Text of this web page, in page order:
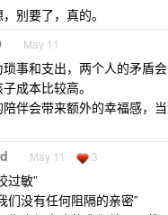
别要了，真的。
May 11
事和支出，两个人的矛盾
成本比较高。
伴会带来额外的幸福感，
May 11 3
过敏”
们没有任何阻隔的亲密”